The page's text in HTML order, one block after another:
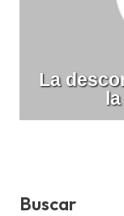
La
Buscar